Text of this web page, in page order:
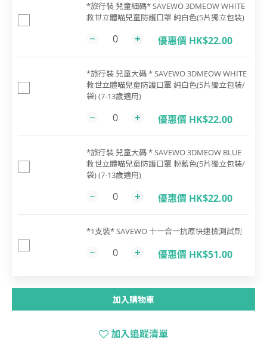
*旅行裝 兒童細碼* SAVEWO 3DMEOW WHITE
救世立體喵兒童防護口罩 純白色(5片獨立包裝)
優惠價 HK$22.00
*旅行裝 兒童大碼 * SAVEWO 3DMEOW WHITE
救世立體喵兒童防護口罩 純白色(5片獨立包裝/
袋) (7-13歲適用)
優惠價 HK$22.00
*旅行裝 兒童大碼 * SAVEWO 3DMEOW BLUE
救世立體喵兒童防護口罩 粉藍色(5片獨立包裝/
袋) (7-13歲適用)
優惠價 HK$22.00
*1支裝* SAVEWO 十一合一抗原快速檢測試劑
優惠價 HK$51.00
加入購物車
加入追蹤清單